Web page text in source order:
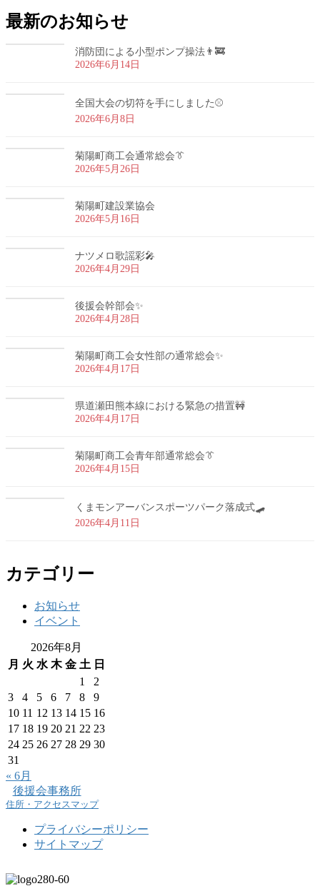
最新のお知らせ
消防団による小型ポンプ操法👨‍🚒
2026年6月14日
全国大会の切符を手にしました⚾
2026年6月8日
菊陽町商工会通常総会👔
2026年5月26日
菊陽町建設業協会
2026年5月16日
ナツメロ歌謡彩🎤
2026年4月29日
後援会幹部会✨
2026年4月28日
菊陽町商工会女性部の通常総会✨
2026年4月17日
県道瀬田熊本線における緊急の措置🚧
2026年4月17日
菊陽町商工会青年部通常総会👔
2026年4月15日
くまモンアーバンスポーツパーク落成式🛹
2026年4月11日
カテゴリー
お知らせ
イベント
2026年8月
月 火 水 木 金 土 日
1
2
3
4 5 6 7 8
9
10 11 12 13 14 15 16
17 18 19 20 21 22 23
24 25 26 27 28 29 30
31
« 6月
後援会事務所
住所・アクセスマップ
プライバシーポリシー
サイトマップ